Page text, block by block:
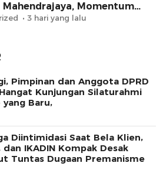
Mahendrajaya, Momentum
Sinergi
3 hari yang lalu
Pimpinan dan Anggota DPRD
Kunjungan Silaturahmi
yang Baru,
Diintimidasi Saat Bela Klien,
dan IKADIN Kompak Desak
Tuntas Dugaan Premanisme